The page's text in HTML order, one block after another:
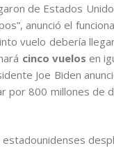
de Estados
anunció el
vuelo debería
cinco vuelos en
Joe Biden
por 800 millones de